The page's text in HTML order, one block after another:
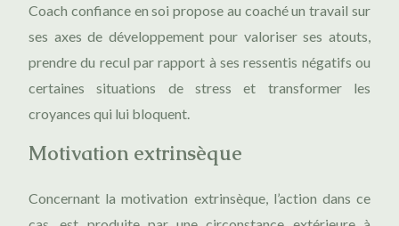
Coach confiance en soi propose au coaché un travail sur
ses axes de développement pour valoriser ses atouts,
prendre du recul par rapport à ses ressentis négatifs ou
certaines situations de stress et transformer les
croyances qui lui bloquent.
Motivation extrinsèque
Concernant la motivation extrinsèque, l’action dans ce